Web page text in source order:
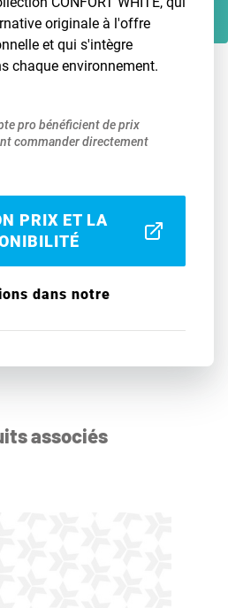
originale à l'offre
et qui s'intègre
chaque environnement.
pro bénéficient de prix
commander directement
PRIX ET LA
dans notre
associés